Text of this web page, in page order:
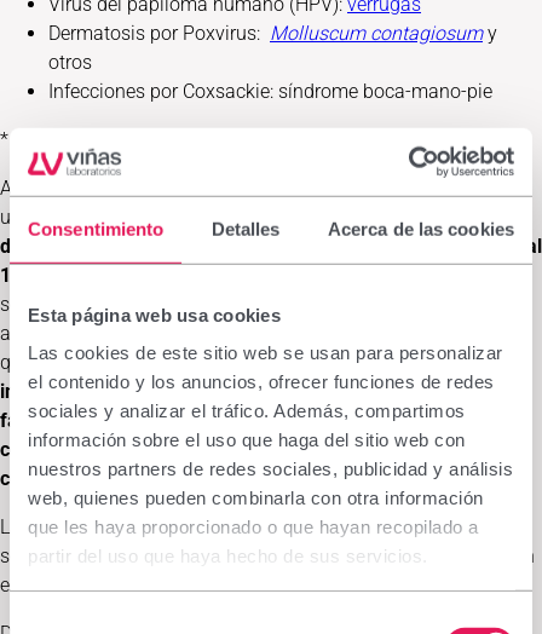
Consentimiento Detalles Acerca de las cookies
Esta página web usa cookies
Las cookies de este sitio web se usan para personalizar
el contenido y los anuncios, ofrecer funciones de redes
sociales y analizar el tráfico. Además, compartimos
información sobre el uso que haga del sitio web con
nuestros partners de redes sociales, publicidad y análisis
web, quienes pueden combinarla con otra información
que les haya proporcionado o que hayan recopilado a
partir del uso que haya hecho de sus servicios.
Selección
Dermatosis por Poxvirus: Molluscum contagiosumy
otros
Infecciones por Coxsackie: síndrome boca-mano-pie
* Infecciones por retrovirus: VIH y coronavirus SARS-CoV-2.
Asimismo, dentro de los tratamientos dermatológicos, se hará
un recordatorio de
principios activos útiles para este tipo de
dolencias
solución cutánea de hidróxido de potasio al
10%
solución antiexudativa, astringente y coadyuvante
antiséptica utilizada en muchas patologías víricas de la piel
que pueden causar lesiones cutáneas exudativas,o de las
innovaciones en los tratamientos de recomendación
farmacéutica como los nuevos parches de liberación
controlada de ácido salicílico (15%) para el tratamiento y
curación de las verrugas vulgares y plantares.
La inscripción está abierta, se dispone de 100 plazas en total y
se puede formalizar hasta el inicio del curso eneste enlace
en
el que se recoge toda la información relevante de este curso.